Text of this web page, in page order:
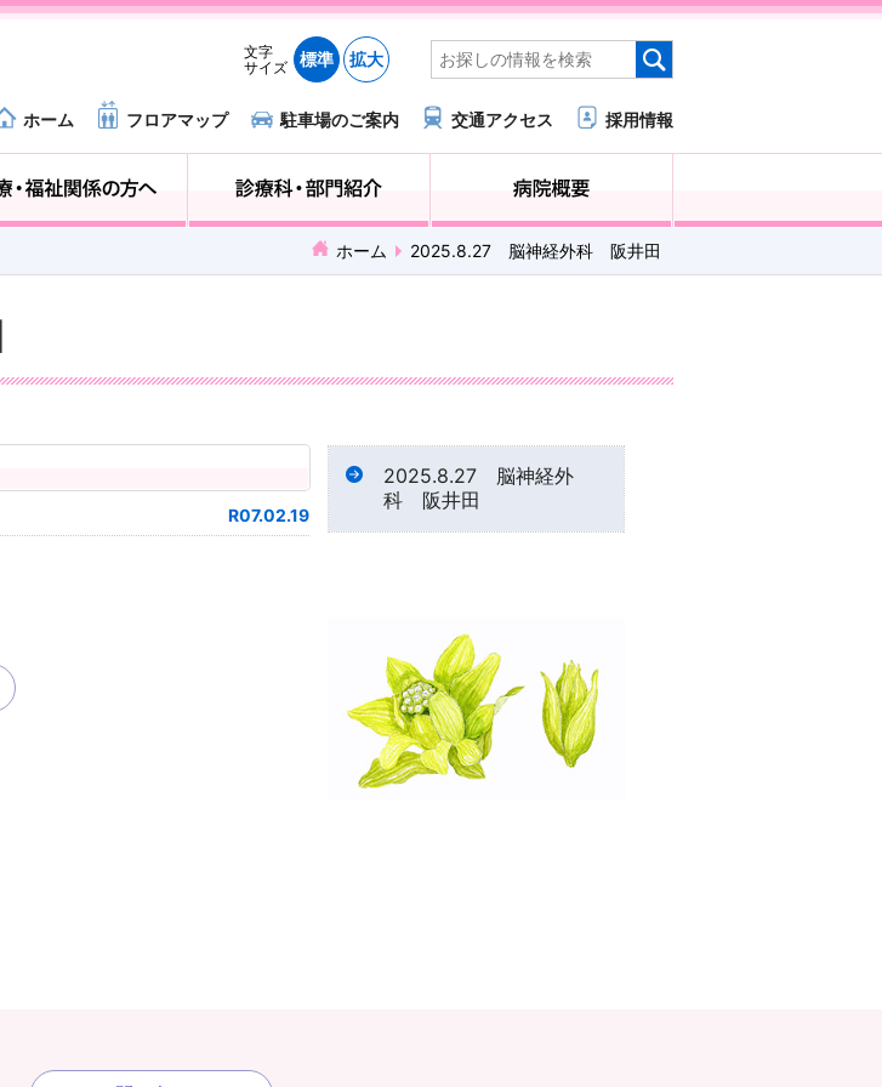
文字
サイズ
標準 拡大
ホーム フロアマップ 駐車場のご案内 交通アクセス 採用情報
ホーム 2025.8.27 脳神経外科 阪井田
R07.02.19
2025.8.27 脳神経外
科 阪井田